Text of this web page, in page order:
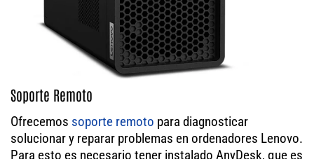
Soporte Remoto
Ofrecemos soporte remoto para diagnosticar
solucionar y reparar problemas en ordenadores Lenovo.
Para esto es necesario tener instalado AnyDesk, que es